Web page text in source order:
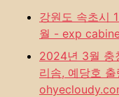
강원도 속초시
월 - exp
2024년 3월 충
리솜, 예당호